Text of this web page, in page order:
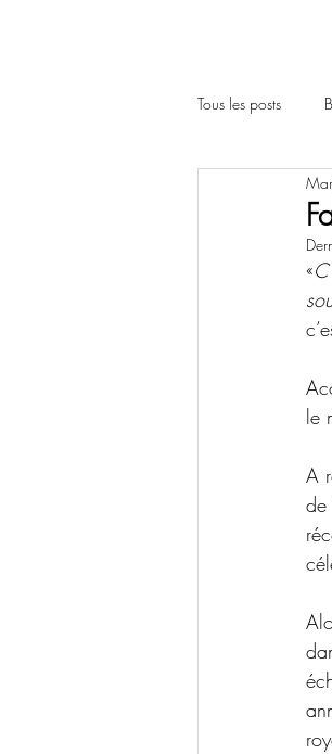
Tous les posts
«
le
A
de